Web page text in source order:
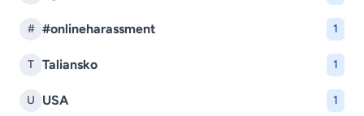
# #onlineharassment 1
T Taliansko 1
U USA 1